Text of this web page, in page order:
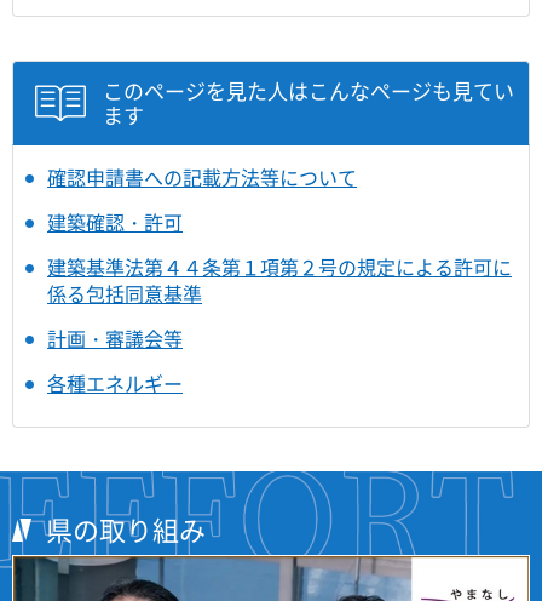
このページを見た人はこんなページも見てい
ます
確認申請書への記載方法等について
建築確認・許可
建築基準法第４４条第１項第２号の規定による許可に
係る包括同意基準
計画・審議会等
各種エネルギー
県の取り組み